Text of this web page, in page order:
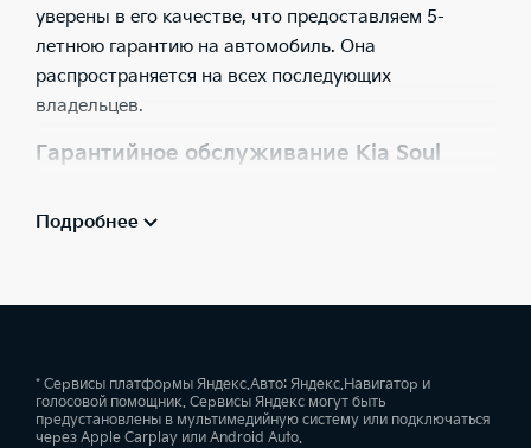
уверены в его качестве, что предоставляем 5-
летнюю гарантию на автомобиль. Она
распространяется на всех последующих
владельцев.
Гарантийное обслуживание Kia Soul
узлов и агрегатов Kia Soul 2023 в течение 60
Сервисной книжке.
Гарантия возможна благодаря знаниям и
Подробнее
* Сервисы платформы Яндекс.Авто: Яндекс.Навигатор и
голосовой помощник. Сервисы Яндекс могут быть
предустановлены в мультимедийную систему или подключаться
через Apple Carplay или Android Auto.